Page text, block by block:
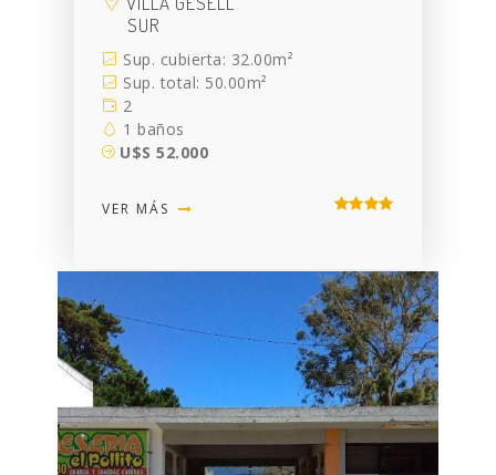
SUR
Sup. cubierta: 32.00m²
Sup. total: 50.00m²
2
1 baños
U$S 52.000
VER MÁS